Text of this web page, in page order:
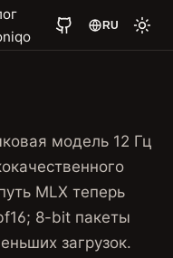
RU
модель 12 Гц
MLX теперь
8-bit пакеты
загрузок.